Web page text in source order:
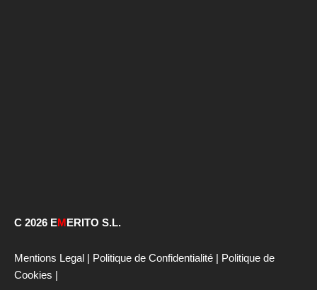
C 2026 EMERITO S.L.
Mentions Legal Politique de Confidentialité
Politique de
Cookies